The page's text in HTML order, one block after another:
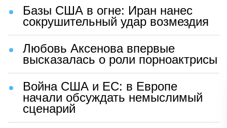
Базы США в огне: Иран нанес
сокрушительный удар возмездия
Любовь Аксенова впервые
высказалась о роли порноактрисы
Война США и ЕС: в Европе
начали обсуждать немыслимый
сценарий